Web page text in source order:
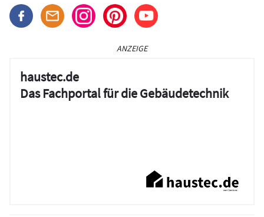
ANZEIGE
haustec.de
Das Fachportal für die Gebäudetechnik